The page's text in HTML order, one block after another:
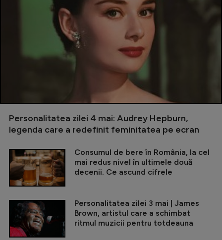
Personalitatea zilei 4 mai: Audrey Hepburn,
legenda care a redefinit feminitatea pe ecran
Consumul de bere în România, la cel
mai redus nivel în ultimele două
decenii. Ce ascund cifrele
Personalitatea zilei 3 mai | James
Brown, artistul care a schimbat
ritmul muzicii pentru totdeauna